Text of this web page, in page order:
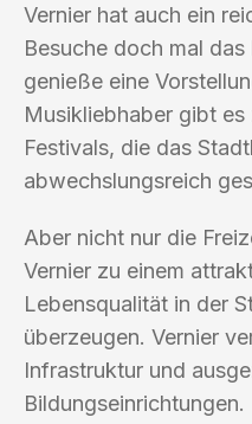
Vernier hat auch ein
Besuche doch mal
genieße eine
Musikliebhaber gibt
Festivals, die das
abwechslungsreich
Aber nicht nur die
Vernier zu einem
Lebensqualität in der
überzeugen. Vernier
Infrastruktur und